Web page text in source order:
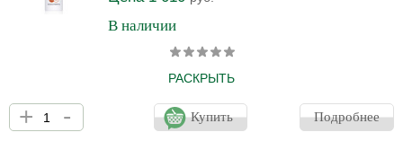
В наличии
РАСКРЫТЬ
Внимание! На фото представлен товар объемом 150 мл.
Фактический флакон товара 50 мл будет отличаться!
Осветляющий тоник – первый этап системной коррекции
+ - Купить Подробнее